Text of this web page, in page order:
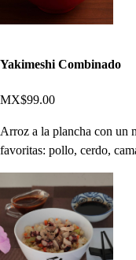
Yakimeshi Combinado
MX$99.00
Arroz a la plancha con un
favoritas: pollo, cerdo,